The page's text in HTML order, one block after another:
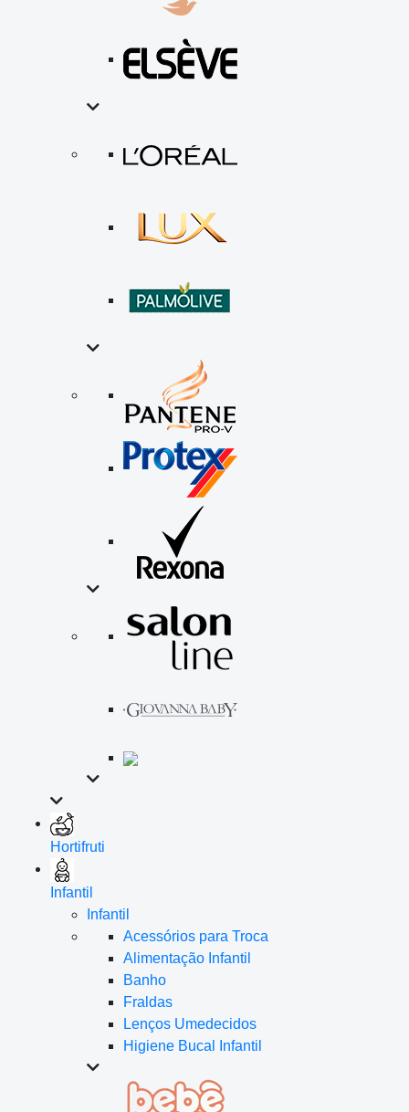
Hortifruti
Infantil
Infantil
Acessórios para Troca
Alimentação Infantil
Banho
Fraldas
Lenços Umedecidos
Higiene Bucal Infantil